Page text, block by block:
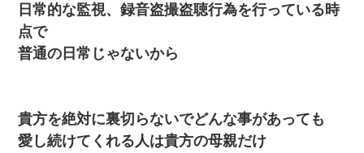
日常的な監視、録音盗撮盗聴行為を行っている時
点で
普通の日常じゃないから
貴方を絶対に裏切らないでどんな事があっても
愛し続けてくれる人は貴方の母親だけ